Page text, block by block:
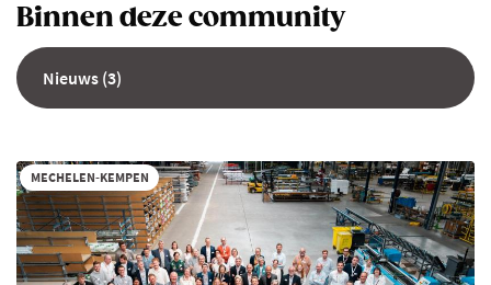
Binnen deze community
Nieuws (3)
MECHELEN-KEMPEN